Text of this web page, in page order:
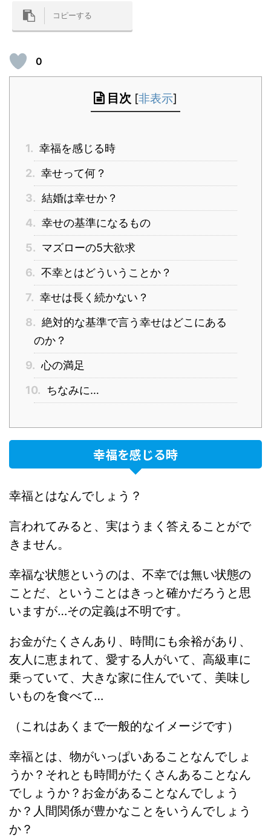
コピーする
0
目次 [非表示]
1. 幸福を感じる時
2. 幸せって何？
3. 結婚は幸せか？
4. 幸せの基準になるもの
5. マズローの5大欲求
6. 不幸とはどういうことか？
7. 幸せは長く続かない？
8. 絶対的な基準で言う幸せはどこにある
のか？
9. 心の満足
10. ちなみに…
幸福を感じる時
幸福とはなんでしょう？
言われてみると、実はうまく答えることがで
きません。
幸福な状態というのは、不幸では無い状態の
ことだ、ということはきっと確かだろうと思
いますが…その定義は不明です。
お金がたくさんあり、時間にも余裕があり、
友人に恵まれて、愛する人がいて、高級車に
乗っていて、大きな家に住んでいて、美味し
いものを食べて…
（これはあくまで一般的なイメージです）
幸福とは、物がいっぱいあることなんでしょ
うか？それとも時間がたくさんあることなん
でしょうか？お金があることなんでしょう
か？人間関係が豊かなことをいうんでしょう
か？